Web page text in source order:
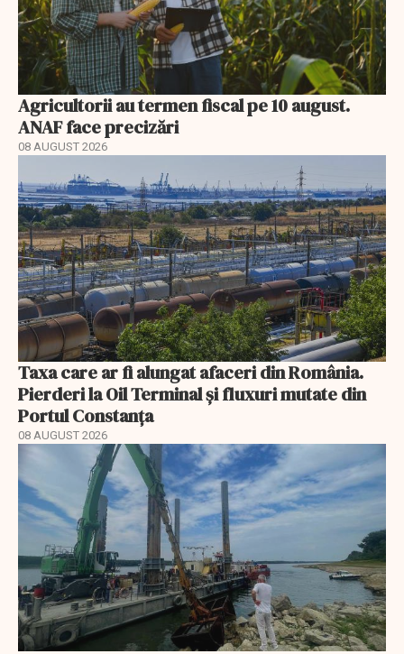
Agricultorii au termen fiscal pe 10 august.
ANAF face precizări
08 AUGUST 2026
Taxa care ar fi alungat afaceri din România.
Pierderi la Oil Terminal și fluxuri mutate din
Portul Constanța
08 AUGUST 2026